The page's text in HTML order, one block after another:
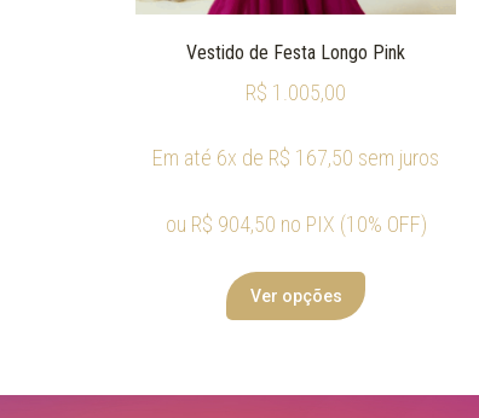
Vestido de Festa Longo Pink
R$ 1.005,00
Em até 6x de R$ 167,50 sem juros
ou R$ 904,50 no PIX (10% OFF)
Ver opções